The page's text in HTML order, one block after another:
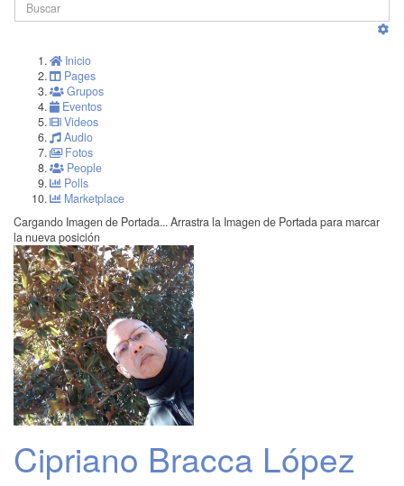
Inicio
Pages
Grupos
Eventos
Videos
Audio
Fotos
People
Polls
Marketplace
Cargando Imagen de Portada... Arrastra la Imagen de Portada para marcar
la nueva posición
Cipriano Bracca López